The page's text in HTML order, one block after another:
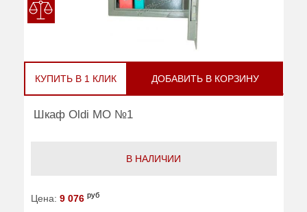
КУПИТЬ В 1 КЛИК ДОБАВИТЬ В КОРЗИНУ
Шкаф Oldi МО №1
В НАЛИЧИИ
Цена: 9 076 руб